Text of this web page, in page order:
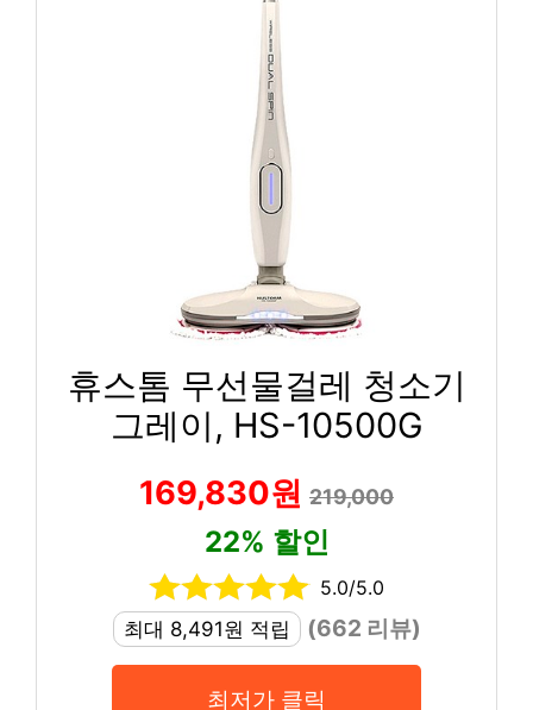
휴스톰 무선물걸레 청소기
그레이, HS-10500G
169,830원 219,000
22% 할인
5.0/5.0
최대 8,491원 적립
(662 리뷰)
최저가 클릭